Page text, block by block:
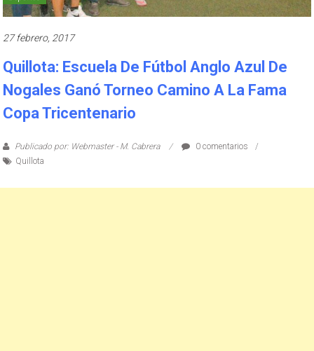
27 febrero, 2017
Quillota: Escuela De Fútbol Anglo Azul De
Nogales Ganó Torneo Camino A La Fama
Copa Tricentenario
Publicado por: Webmaster - M. Cabrera
0 comentarios
Quillota